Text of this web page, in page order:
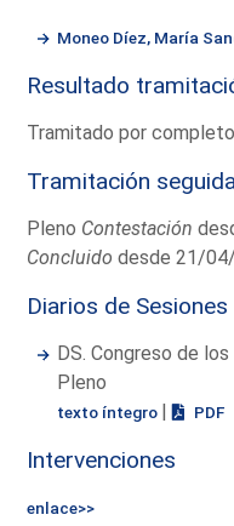
Moneo Díez, María
Resultado
Tramitado por
Tramitación
Pleno Contestación
Concluido desde 21/
Diarios de Sesiones
DS. Congreso de
Pleno
texto íntegro | PDF
Intervenciones
enlace>>